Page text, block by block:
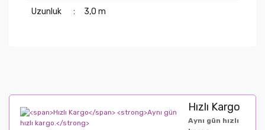
Uzunluk : 3,0 m
Hızlı Kargo
Aynı gün hızlı